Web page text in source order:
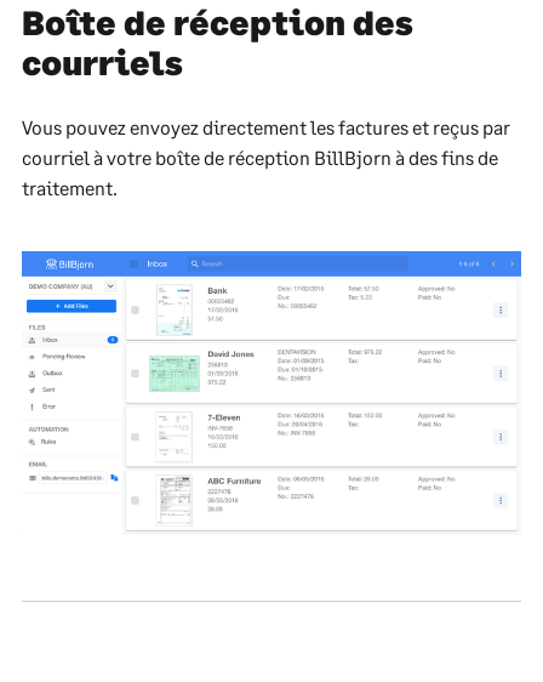
Boîte de réception des
courriels
Vous pouvez envoyez directement les factures et reçus par
courriel à votre boîte de réception BillBjorn à des fins de
traitement.